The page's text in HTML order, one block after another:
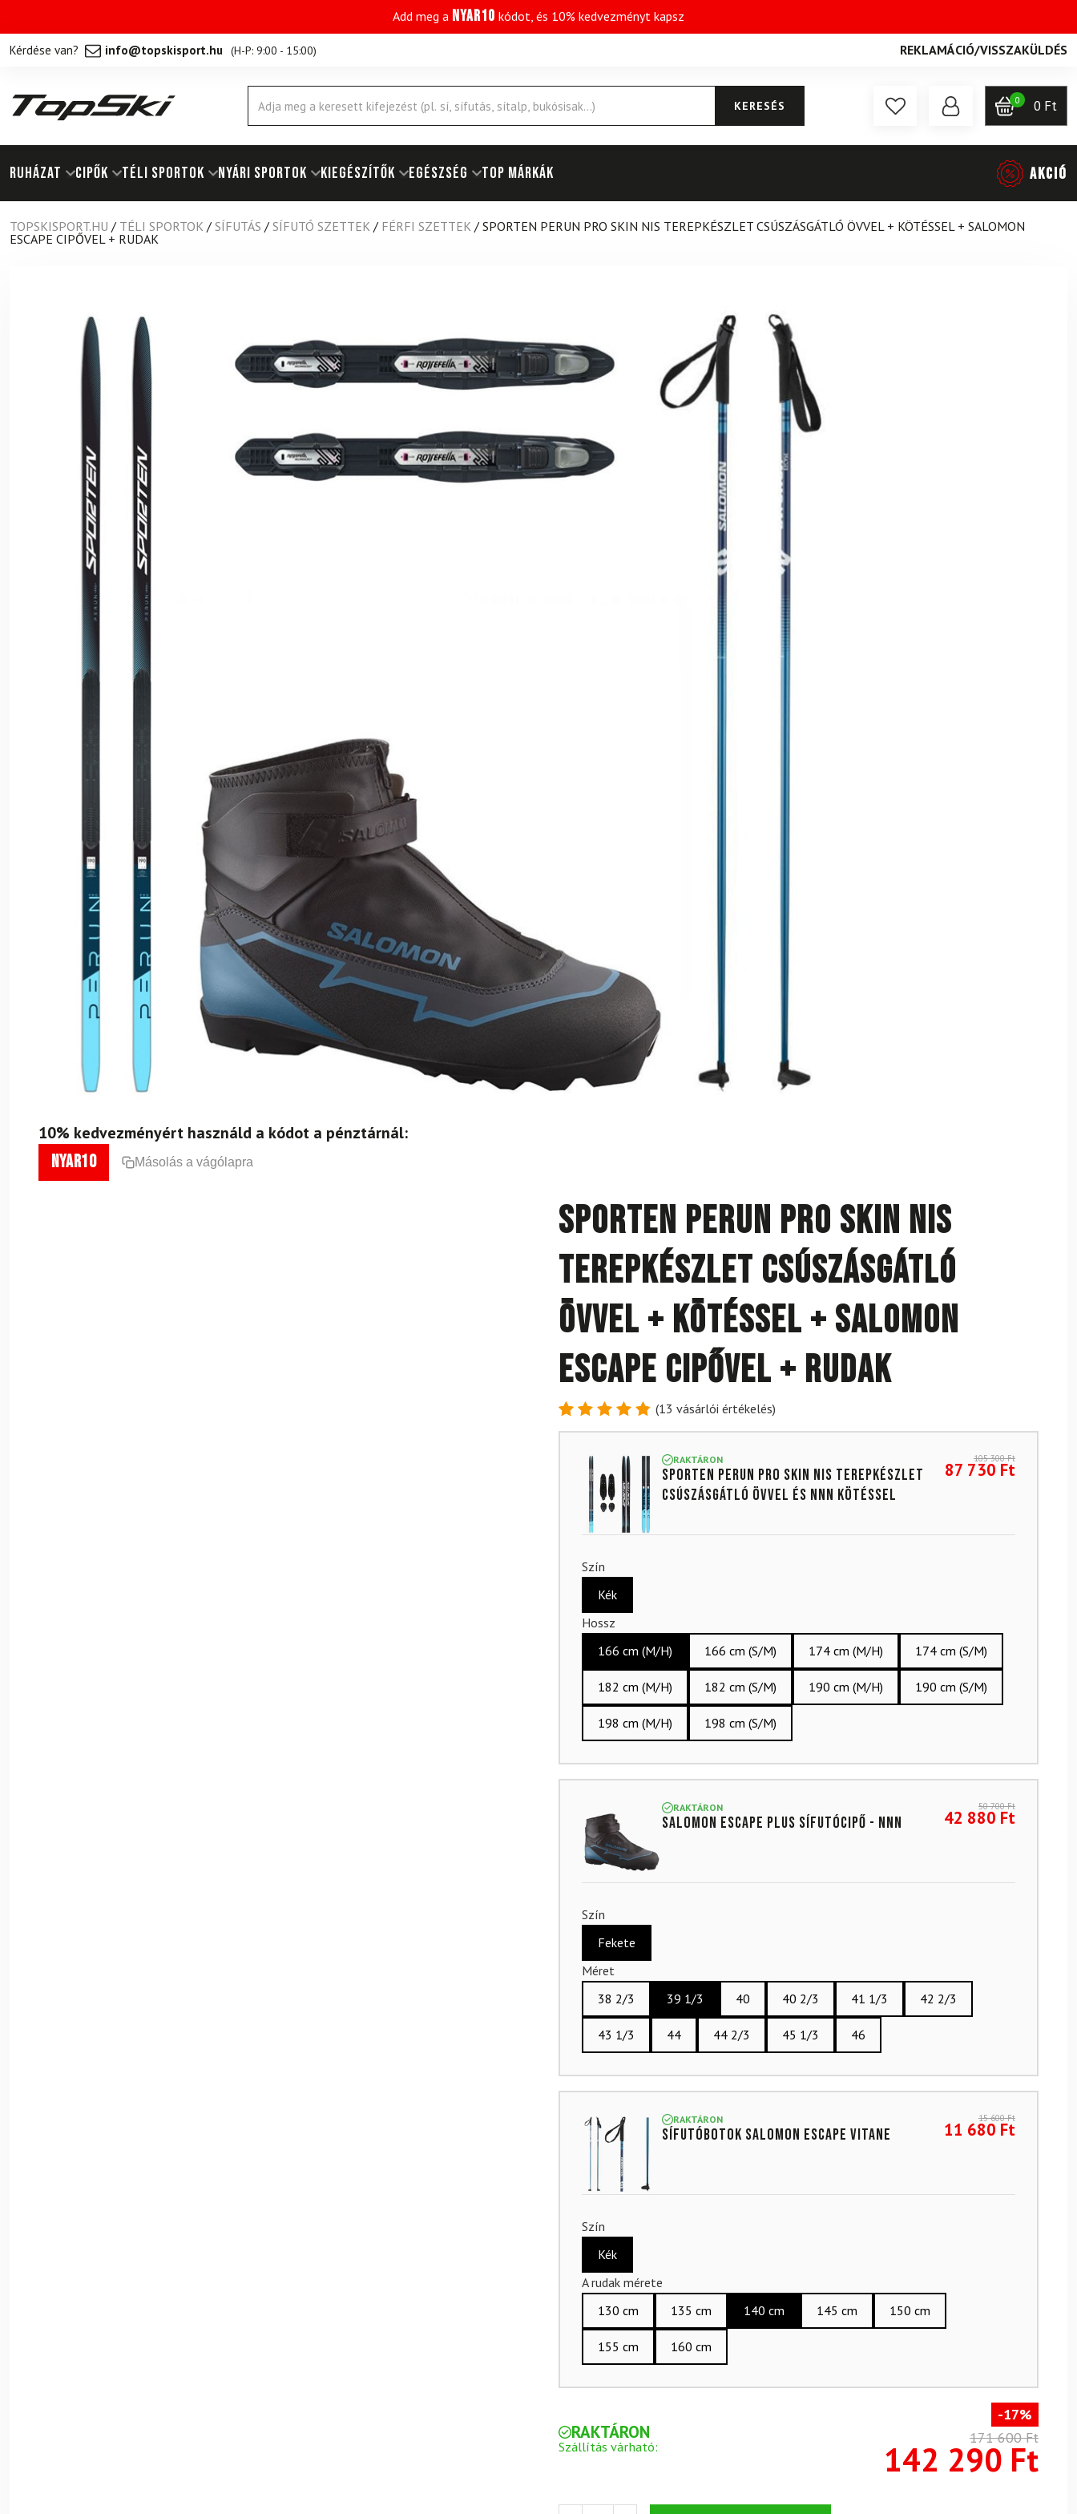
Add meg a NYAR10 kódot, és 10% kedvezményt kapsz
Kérdése van? info@topskisport.hu (H-P: 9:00 - 15:00) REKLAMÁCIÓ/VISSZAKÜLDÉS
Products
search
KERESÉS 0 0 Ft
RUHÁZAT Cipők TÉLI SPORTOK NYÁRI SPORTOK KIEGÉSZÍTŐK EGÉSZSÉG Top márkák AKCIÓ
TOPSKISPORT.HU / TÉLI SPORTOK / SÍFUTÁS / SÍFUTÓ SZETTEK / FÉRFI SZETTEK / SPORTEN PERUN PRO SKIN NIS TEREPKÉSZLET CSÚSZÁSGÁTLÓ ÖVVEL + KÖTÉSSEL + SALOMON
ESCAPE CIPŐVEL + RUDAK
10% kedvezményért használd a kódot a pénztárnál:
nyar10 Másolás a vágólapra
SPORTEN Perun Pro SKIN NIS
terepkészlet csúszásgátló
övvel + kötéssel + Salomon
Escape cipővel + rudak
Értékelés
5-ből,
13
értékelés
alapján
(13 vásárlói értékelés)
RAKTÁRON
SPORTEN Perun Pro SKIN NIS terepkészlet
csúszásgátló övvel és NNN kötéssel
105 300Ft
87 730 Ft
Szín
Kék
Hossz
166 cm (M/H)
166 cm (S/M) 174 cm (M/H) 174 cm (S/M)
182 cm (M/H) 182 cm (S/M) 190 cm (M/H) 190 cm (S/M)
198 cm (M/H) 198 cm (S/M)
RAKTÁRON
SALOMON Escape Plus sífutócipő - NNN
50 700Ft
42 880 Ft
Szín
Fekete
Méret
38 2/3
39 1/3 40 40 2/3 41 1/3 42 2/3
43 1/3 44 44 2/3 45 1/3 46
RAKTÁRON
Sífutóbotok SALOMON Escape Vitane
15 600Ft
11 680 Ft
Szín
Kék
A rudak mérete
130 cm
135 cm 140 cm 145 cm 150 cm
155 cm 160 cm
RAKTÁRON
Szállítás várható:
-17%
171 600 Ft
142 290 Ft